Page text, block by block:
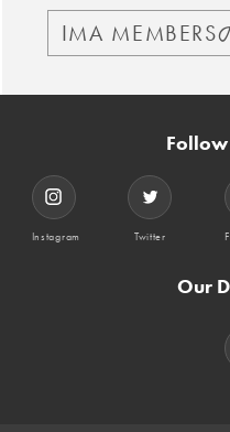
IMA
Follow
Instagram Twitter
Our